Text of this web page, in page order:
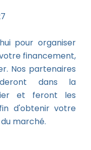
pour organiser
financement,
Nos partenaires
dans la
et feront les
d'obtenir votre
marché.